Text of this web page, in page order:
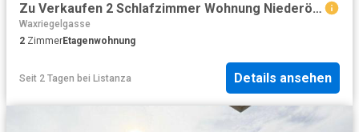
Zu Verkaufen 2 Schlafzimmer Wohnung Niederösterreich Niederösterreich DS104844764
Waxriegelgasse
2 ZimmerEtagenwohnung
Seit 2 Tagen bei Listanza Details ansehen